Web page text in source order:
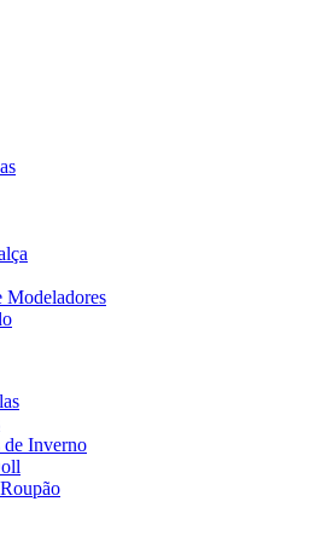
Modeladores
de Inverno